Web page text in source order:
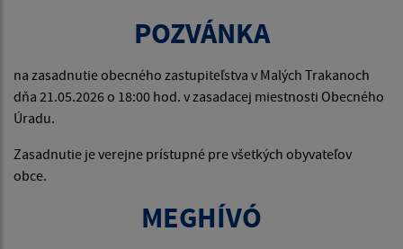
POZVÁNKA
na zasadnutie obecného zastupiteľstva v Malých Trakanoch
dňa 21.05.2026 o 18:00 hod. v zasadacej miestnosti Obecného
Úradu.
Zasadnutie je verejne prístupné pre všetkých obyvateľov
obce.
MEGHÍVÓ